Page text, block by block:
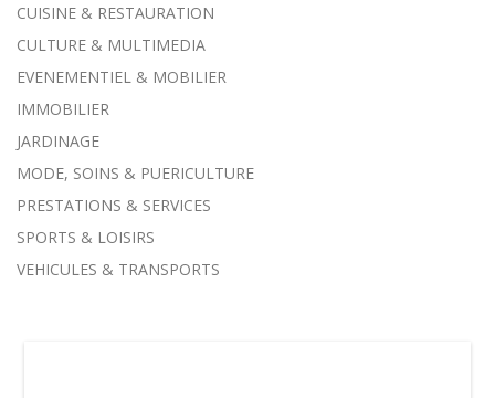
CUISINE & RESTAURATION
CULTURE & MULTIMEDIA
EVENEMENTIEL & MOBILIER
IMMOBILIER
JARDINAGE
MODE, SOINS & PUERICULTURE
PRESTATIONS & SERVICES
SPORTS & LOISIRS
VEHICULES & TRANSPORTS